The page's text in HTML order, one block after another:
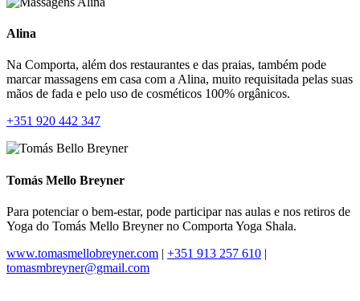
Alina
Na Comporta, além dos restaurantes e das praias, também pode
marcar massagens em casa com a Alina, muito requisitada pelas suas
mãos de fada e pelo uso de cosméticos 100% orgânicos.
+351 920 442 347
Tomás Mello Breyner
Para potenciar o bem-estar, pode participar nas aulas e nos retiros de
Yoga do Tomás Mello Breyner no Comporta Yoga Shala.
www.tomasmellobreyner.com | +351 913 257 610 |
tomasmbreyner@gmail.com